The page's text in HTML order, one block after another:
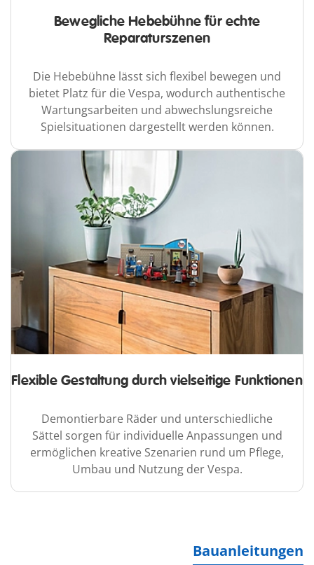
Bewegliche Hebebühne für echte
Reparaturszenen
Die Hebebühne lässt sich flexibel bewegen und
bietet Platz für die Vespa, wodurch authentische
Wartungsarbeiten und abwechslungsreiche
Spielsituationen dargestellt werden können.
Flexible Gestaltung durch vielseitige Funktionen
Demontierbare Räder und unterschiedliche
Sättel sorgen für individuelle Anpassungen und
ermöglichen kreative Szenarien rund um Pflege,
Umbau und Nutzung der Vespa.
Bauanleitungen